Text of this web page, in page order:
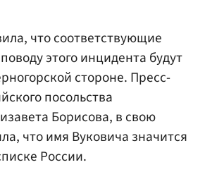
что соответствующие
этого инцидента будут
стороне. Пресс-
посольства
Борисова, в свою
что имя Вуковича значится
России.